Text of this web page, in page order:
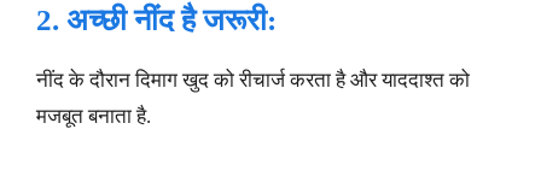
2. अच्छी नींद है जरूरी:
नींद के दौरान दिमाग खुद को रीचार्ज करता है और याददाश्त को
मजबूत बनाता है.